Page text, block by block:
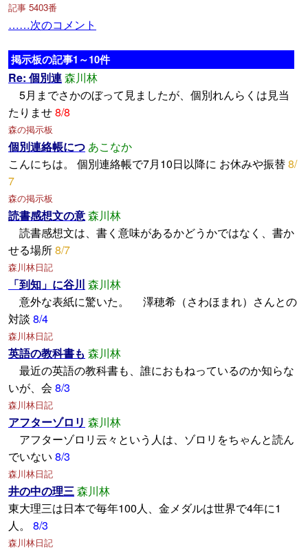
記事 5403番
……次のコメント
掲示板の記事1～10件
Re: 個別連森川林
5月までさかのぼって見ましたが、個別れんらくは見当
たりませ8/8
森の掲示板
個別連絡帳につ あこなか
こんにちは。 個別連絡帳で7月10日以降に お休みや振替8/
7
森の掲示板
読書感想文の意森川林
読書感想文は、書く意味があるかどうかではなく、書か
せる場所8/7
森川林日記
「到知」に谷川 森川林
意外な表紙に驚いた。 澤穂希（さわほまれ）さんとの
対談 8/4
森川林日記
英語の教科書も 森川林
最近の英語の教科書も、誰におもねっているのか知らな
いが、会 8/3
森川林日記
アフターゾロリ 森川林
アフターゾロリ云々という人は、ゾロリをちゃんと読ん
でいない 8/3
森川林日記
井の中の理三森川林
東大理三は日本で毎年100人、金メダルは世界で4年に1
人。 8/3
森川林日記